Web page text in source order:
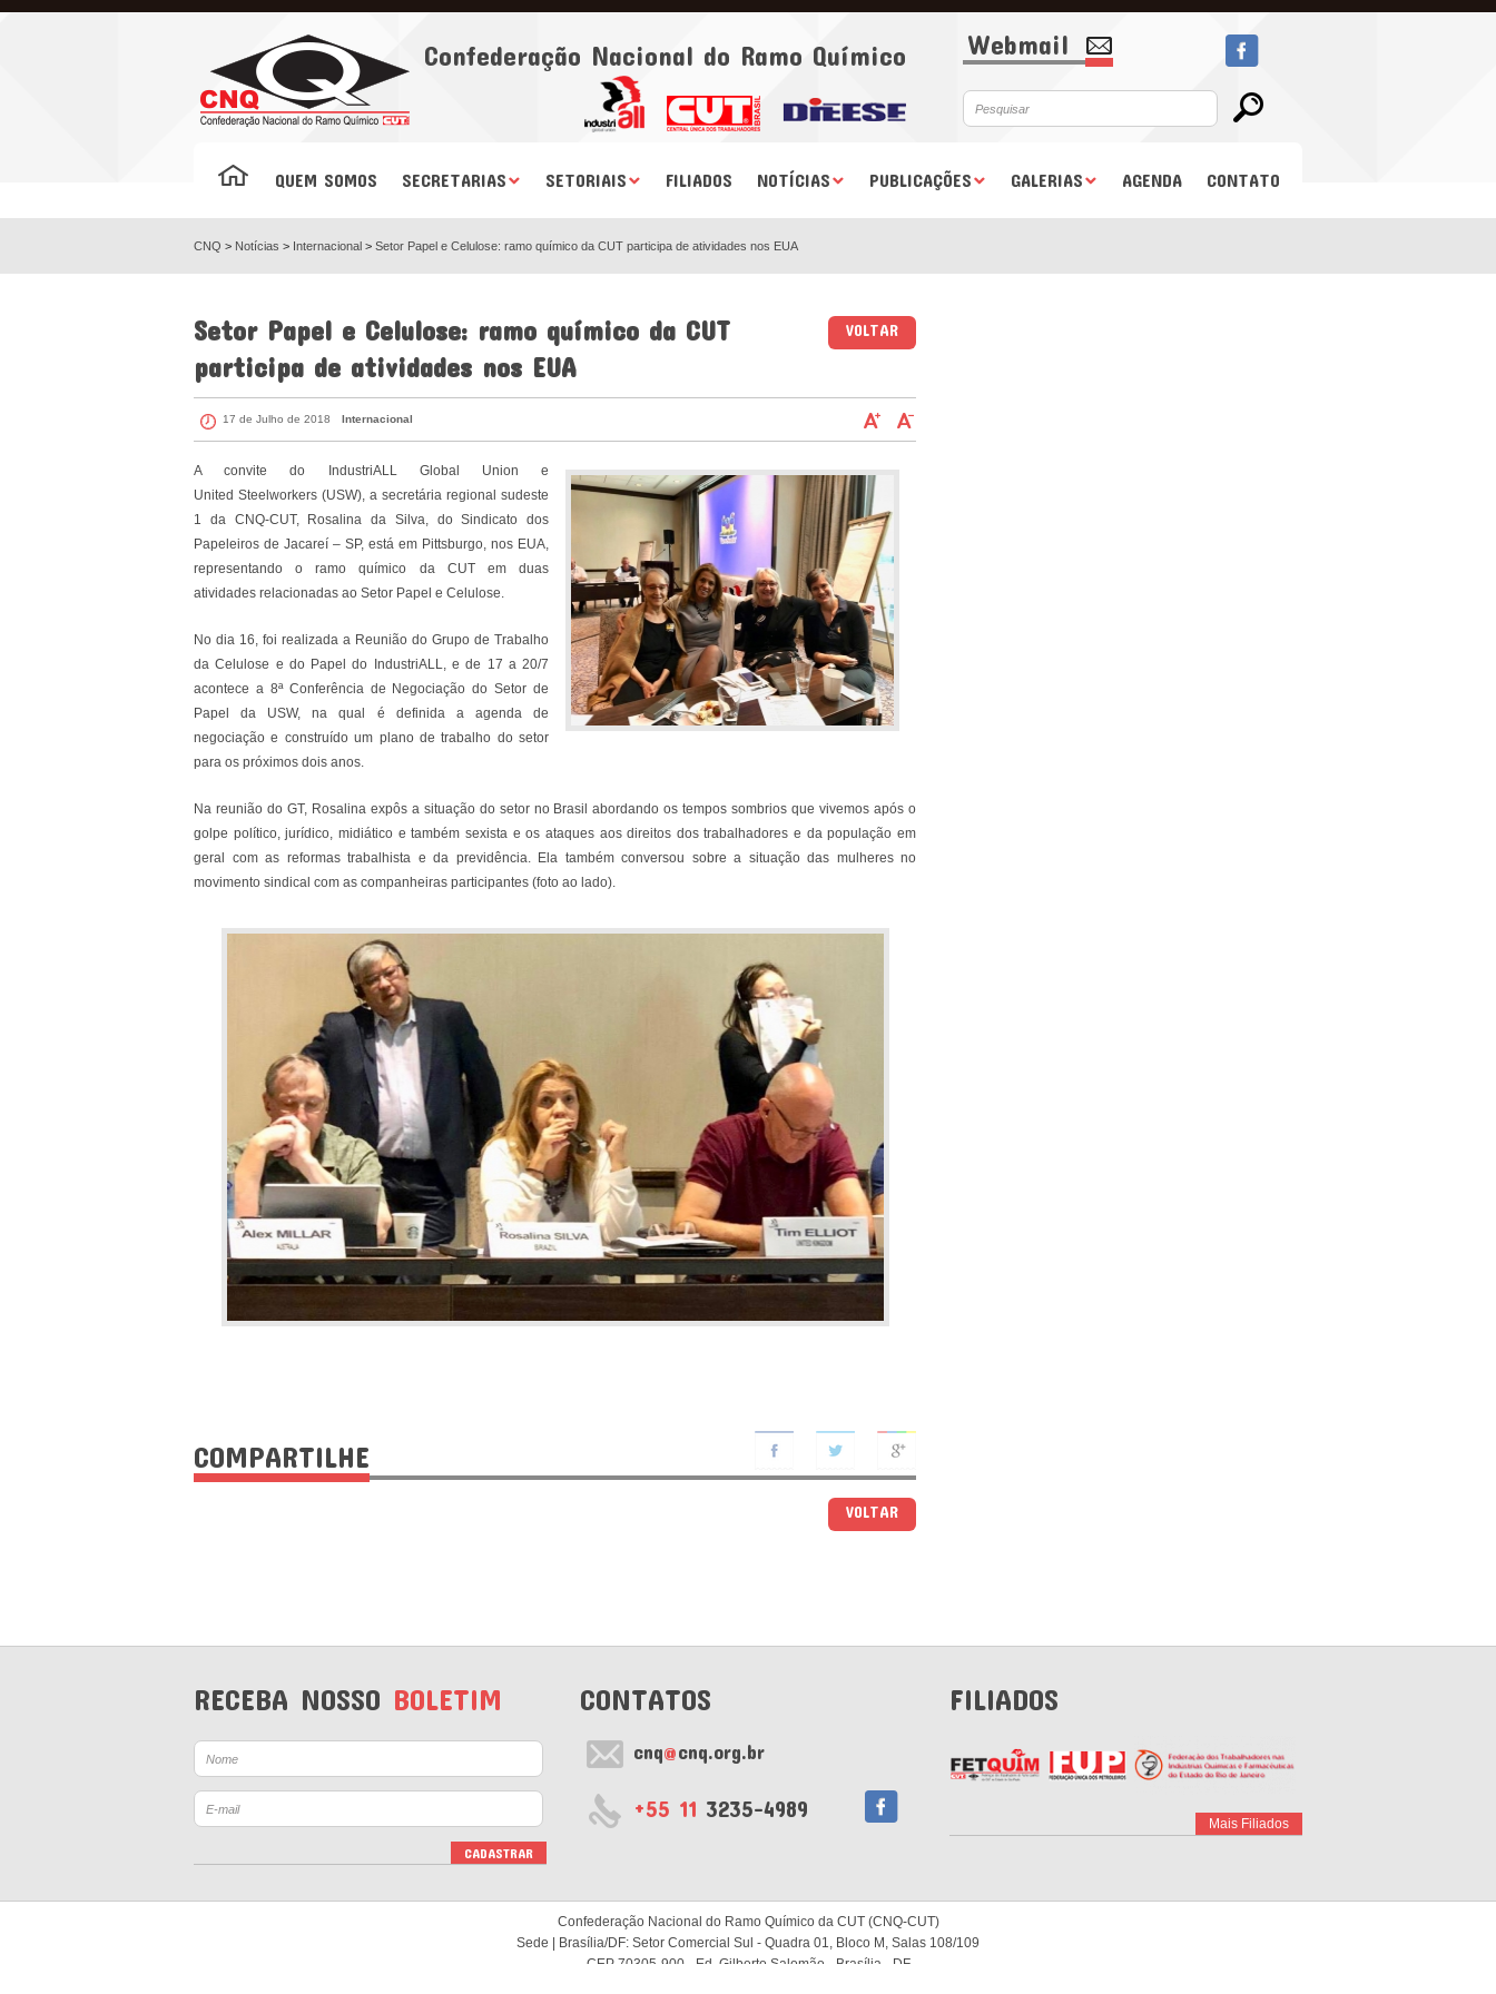
Confederação Nacional do Ramo Químico Webmail
QUEM SOMOS SECRETARIAS SETORIAIS FILIADOS NOTÍCIAS PUBLICAÇÕES GALERIAS AGENDA CONTATO
CNQ > Notícias > Internacional > Setor Papel e Celulose: ramo químico da CUT participa de atividades nos EUA
VOLTAR
Setor Papel e Celulose: ramo químico da CUT
participa de atividades nos EUA
17 de Julho de 2018 Internacional
A convite do IndustriALL Global Union e
United Steelworkers (USW), a secretária regional sudeste
1 da CNQ-CUT, Rosalina da Silva, do Sindicato dos
Papeleiros de Jacareí – SP, está em Pittsburgo, nos EUA,
representando o ramo químico da CUT em duas
atividades relacionadas ao Setor Papel e Celulose.
No dia 16, foi realizada a Reunião do Grupo de Trabalho
da Celulose e do Papel do IndustriALL, e de 17 a 20/7
acontece a 8ª Conferência de Negociação do Setor de
Papel da USW, na qual é definida a agenda de
negociação e construído um plano de trabalho do setor
para os próximos dois anos.
Na reunião do GT, Rosalina expôs a situação do setor no Brasil abordando os tempos sombrios que vivemos após o
golpe político, jurídico, midiático e também sexista e os ataques aos direitos dos trabalhadores e da população em
geral com as reformas trabalhista e da previdência. Ela também conversou sobre a situação das mulheres no
movimento sindical com as companheiras participantes (foto ao lado).
COMPARTILHE
VOLTAR
RECEBA NOSSO BOLETIM CONTATOS
cnq@cnq.org.br
+55 11 3235-4989
FILIADOS
Mais Filiados
Confederação Nacional do Ramo Químico da CUT (CNQ-CUT)
Sede | Brasília/DF: Setor Comercial Sul - Quadra 01, Bloco M, Salas 108/109
CEP 70305-900 - Ed. Gilberto Salomão - Brasília - DF